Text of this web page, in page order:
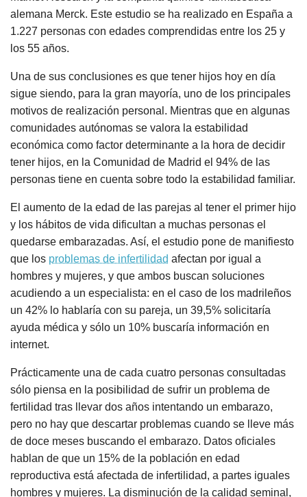
alemana Merck. Este estudio se ha realizado en España a
1.227 personas con edades comprendidas entre los 25 y
los 55 años.
Una de sus conclusiones es que tener hijos hoy en día
sigue siendo, para la gran mayoría, uno de los principales
motivos de realización personal. Mientras que en algunas
comunidades autónomas se valora la estabilidad
económica como factor determinante a la hora de decidir
tener hijos, en la Comunidad de Madrid el 94% de las
personas tiene en cuenta sobre todo la estabilidad familiar.
El aumento de la edad de las parejas al tener el primer hijo
y los hábitos de vida dificultan a muchas personas el
quedarse embarazadas. Así, el estudio pone de manifiesto
que los problemas de infertilidad afectan por igual a
hombres y mujeres, y que ambos buscan soluciones
acudiendo a un especialista: en el caso de los madrileños
un 42% lo hablaría con su pareja, un 39,5% solicitaría
ayuda médica y sólo un 10% buscaría información en
internet.
Prácticamente una de cada cuatro personas consultadas
sólo piensa en la posibilidad de sufrir un problema de
fertilidad tras llevar dos años intentando un embarazo,
pero no hay que descartar problemas cuando se lleve más
de doce meses buscando el embarazo. Datos oficiales
hablan de que un 15% de la población en edad
reproductiva está afectada de infertilidad, a partes iguales
hombres y mujeres. La disminución de la calidad seminal,